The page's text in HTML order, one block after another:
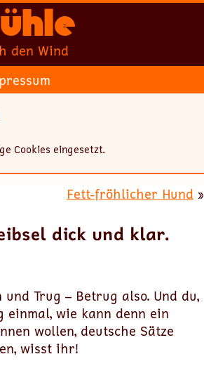
den Wind
Cookies eingesetzt.
Fett-fröhlicher Hund »
dick und klar.
Trug – Betrug also. Und du,
einmal, wie kann denn ein
wollen, deutsche Sätze
wisst ihr!